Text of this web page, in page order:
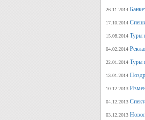
26.11.2014
17.10.2014
15.08.2014 Туры
04.02.2014
22.01.2014 Туры
13.01.2014
10.12.2013
04.12.2013
03.12.2013